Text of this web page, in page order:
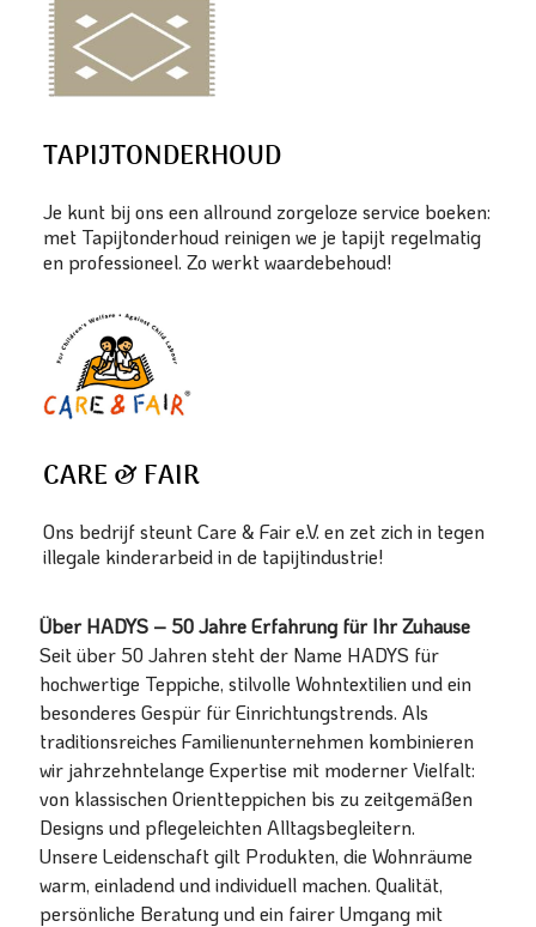
TAPIJTONDERHOUD
Je kunt bij ons een allround zorgeloze service boeken:
met Tapijtonderhoud reinigen we je tapijt regelmatig
en professioneel. Zo werkt waardebehoud!
CARE & FAIR
Ons bedrijf steunt Care & Fair e.V. en zet zich in tegen
illegale kinderarbeid in de tapijtindustrie!
Über HADYS – 50 Jahre Erfahrung für Ihr Zuhause
Seit über 50 Jahren steht der Name HADYS für
hochwertige Teppiche, stilvolle Wohntextilien und ein
besonderes Gespür für Einrichtungstrends. Als
traditionsreiches Familienunternehmen kombinieren
wir jahrzehntelange Expertise mit moderner Vielfalt:
von klassischen Orientteppichen bis zu zeitgemäßen
Designs und pflegeleichten Alltagsbegleitern.
Unsere Leidenschaft gilt Produkten, die Wohnräume
warm, einladend und individuell machen. Qualität,
persönliche Beratung und ein fairer Umgang mit